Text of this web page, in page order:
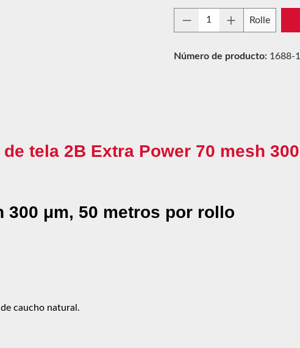
Cantidad delRolle
Número de producto: 1688-
tela 2B Extra Power 70 mesh
300 μm, 50 metros por rollo
caucho natural.